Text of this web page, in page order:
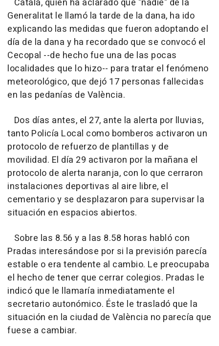
Catalá, quien ha aclarado que "nadie" de la
Generalitat le llamó la tarde de la dana, ha ido
explicando las medidas que fueron adoptando el
día de la dana y ha recordado que se convocó el
Cecopal --de hecho fue una de las pocas
localidades que lo hizo-- para tratar el fenómeno
meteorológico, que dejó 17 personas fallecidas
en las pedanías de València.
Dos días antes, el 27, ante la alerta por lluvias,
tanto Policía Local como bomberos activaron un
protocolo de refuerzo de plantillas y de
movilidad. El día 29 activaron por la mañana el
protocolo de alerta naranja, con lo que cerraron
instalaciones deportivas al aire libre, el
cementario y se desplazaron para supervisar la
situación en espacios abiertos.
Sobre las 8.56 y a las 8.58 horas habló con
Pradas interesándose por si la previsión parecía
estable o era tendente al cambio. Le preocupaba
el hecho de tener que cerrar colegios. Pradas le
indicó que le llamaría inmediatamente el
secretario autonómico. Éste le trasladó que la
situación en la ciudad de València no parecía que
fuese a cambiar.